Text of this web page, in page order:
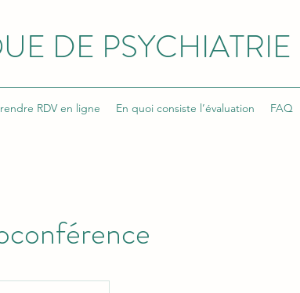
DE
RDV en ligne En quoi consiste l’évaluation FAQ